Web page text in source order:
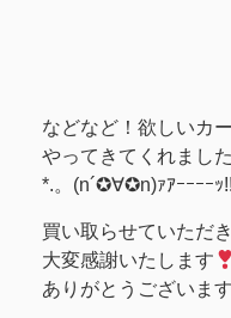
などなど！欲しいカ
やってきてくれまし
*.。(n´✪∀✪n)ｧｱｰｰｰｰｯ!!
買い取らせていただ
大変感謝いたします
ありがとうございます